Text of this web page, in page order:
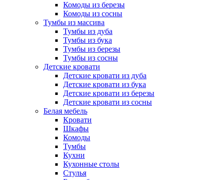
Комоды из березы
Комоды из сосны
Тумбы из массива
Тумбы из дуба
Тумбы из бука
Тумбы из березы
Тумбы из сосны
Детские кровати
Детские кровати из дуба
Детские кровати из бука
Детские кровати из березы
Детские кровати из сосны
Белая мебель
Кровати
Шкафы
Комоды
Тумбы
Кухни
Кухонные столы
Стулья